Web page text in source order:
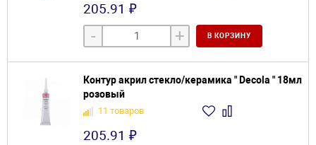
205.91 ₽
- + В КОРЗИНУ
Контур акрил стекло/керамика " Decola " 18мл
розовый
11 товаров
205.91 ₽